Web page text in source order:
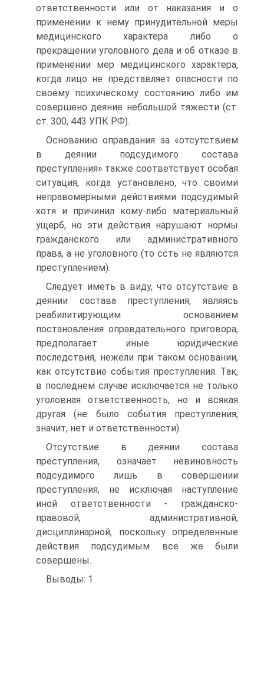
ответственности или от наказания и о
применении к нему принудительной меры
медицинского характера либо о
прекращении уголовного дела и об отказе в
применении мер медицинского характера,
когда лицо не представляет опасности по
своему психическому состоянию либо им
совершено деяние небольшой тяжести (ст.
ст. 300, 443 УПК РФ).
Основанию оправдания за «отсутствием
в деянии подсудимого состава
преступления» также соответствует особая
ситуация, когда установлено, что своими
неправомерными действиями подсудимый
хотя и причинил кому-либо материальный
ущерб, но эти действия нарушают нормы
гражданского или административного
права, а не уголовного (то ссть не являются
преступлением).
Следует иметь в виду, что отсутствие в
деянии состава преступления, являясь
реабилитирующим основанием
постановления оправдательного приговора,
предполагает иные юридические
последствия, нежели при таком основании,
как отсутствие события преступления. Так,
в последнем случае исключается не только
уголовная ответственность, но и всякая
другая (не было события преступления,
значит, нет и ответственности).
Отсутствие в деянии состава
преступления, означает невиновность
подсудимого лишь в совершении
преступления, не исключая наступление
иной ответственности - гражданско-
правовой, административной,
дисциплинарной, поскольку определенные
действия подсудимым все же были
совершены.
Выводы: 1.